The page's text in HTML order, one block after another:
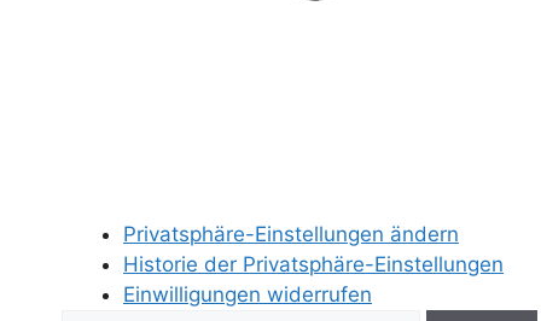
Privatsphäre-Einstellungen ändern
Historie der Privatsphäre-Einstellungen
Einwilligungen widerrufen